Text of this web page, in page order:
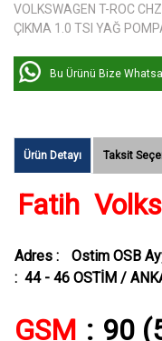
VOLKSWAGEN T-ROC
ÇIKMA 1.0 TSI YAĞ
Bu Ürünü Bize
Ürün Detayı Taksit
Fatih
Adres :
Ostim OSB
: 44 - 46 OSTİM /
GSM : 90